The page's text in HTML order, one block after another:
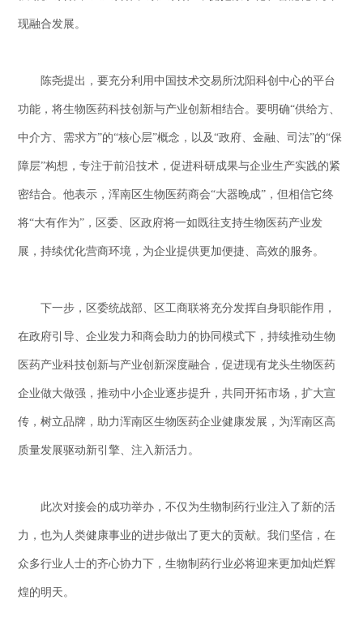
现融合发展。
陈尧提出，要充分利用中国技术交易所沈阳科创中心的平台
功能，将生物医药科技创新与产业创新相结合。要明确“供给方、
中介方、需求方”的“核心层”概念，以及“政府、金融、司法”的“保
障层”构想，专注于前沿技术，促进科研成果与企业生产实践的紧
密结合。他表示，浑南区生物医药商会“大器晚成”，但相信它终
将“大有作为”，区委、区政府将一如既往支持生物医药产业发
展，持续优化营商环境，为企业提供更加便捷、高效的服务。
下一步，区委统战部、区工商联将充分发挥自身职能作用，
在政府引导、企业发力和商会助力的协同模式下，持续推动生物
医药产业科技创新与产业创新深度融合，促进现有龙头生物医药
企业做大做强，推动中小企业逐步提升，共同开拓市场，扩大宣
传，树立品牌，助力浑南区生物医药企业健康发展，为浑南区高
质量发展驱动新引擎、注入新活力。
此次对接会的成功举办，不仅为生物制药行业注入了新的活
力，也为人类健康事业的进步做出了更大的贡献。我们坚信，在
众多行业人士的齐心协力下，生物制药行业必将迎来更加灿烂辉
煌的明天。